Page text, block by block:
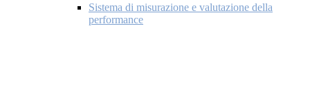
Sistema di misurazione e valutazione della
performance